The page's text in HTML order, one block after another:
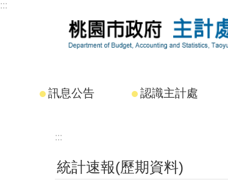
跳到主要內容區塊
:::
訊息公告 認識主計處
:::
統計速報(歷期資料)